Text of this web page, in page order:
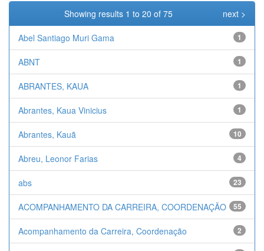
Showing results 1 to 20 of 75 next >
Abel Santiago Muri Gama 1
ABNT 1
ABRANTES, KAUA 1
Abrantes, Kaua Vinicius 1
Abrantes, Kauã 10
Abreu, Leonor Farias 4
abs 23
ACOMPANHAMENTO DA CARREIRA, COORDENAÇÃO 55
Acompanhamento da Carreira, Coordenação 2